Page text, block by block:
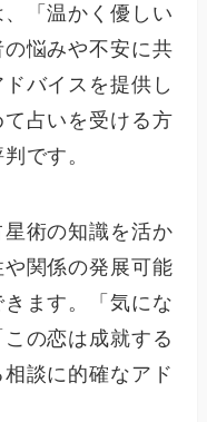
「温かく優しい
悩みや不安に共
バイスを提供し
占いを受ける方
です。
術の知識を活か
関係の発展可能
ます。「気にな
の恋は成就する
談に的確なアド